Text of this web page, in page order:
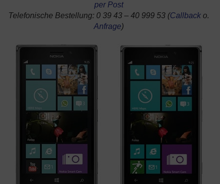
per Post
Telefonische Bestellung: 0 39 43 – 40 999 53 (Callback o.
Anfrage)